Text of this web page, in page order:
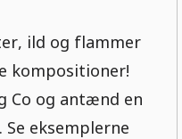
ild og flammer
kompositioner!
Co og antænd en
eksemplerne